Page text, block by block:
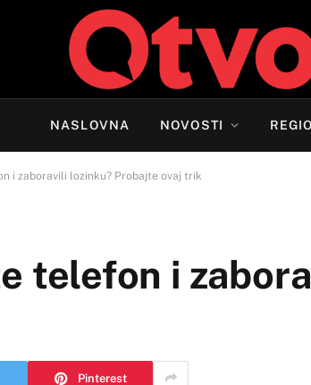
NASLOVNA NOVOSTI
i zaboravili lozinku? Probajte ovaj trik
telefon i
Pinterest